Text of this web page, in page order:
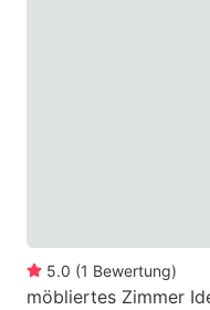
5.0 (1 Bewertung)
möbliertes Zimmer